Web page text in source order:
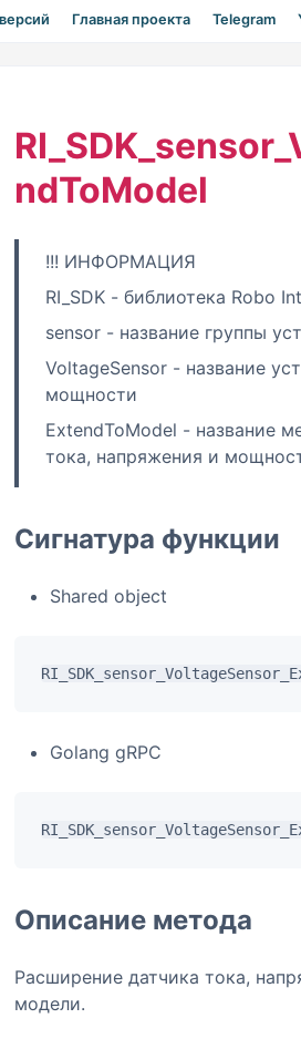
Главная проекта Telegram
ndToModel
!!! ИНФОРМАЦИЯ
RI_SDK - библиотека Robo
sensor - название группы
VoltageSensor - название
мощности
ExtendToModel - название
тока, напряжения и
Сигнатура функции
Shared object
Golang gRPC
Описание метода
Расширение датчика тока,
модели.